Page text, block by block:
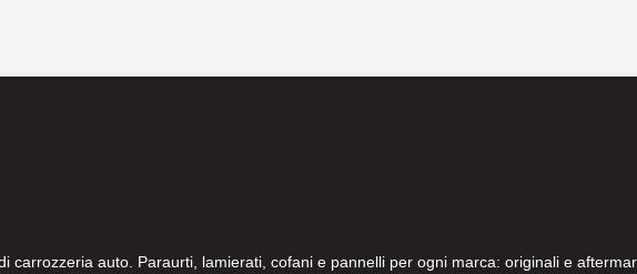
carrozzeria auto. Paraurti, lamierati, cofani e pannelli per ogni marca: originali e